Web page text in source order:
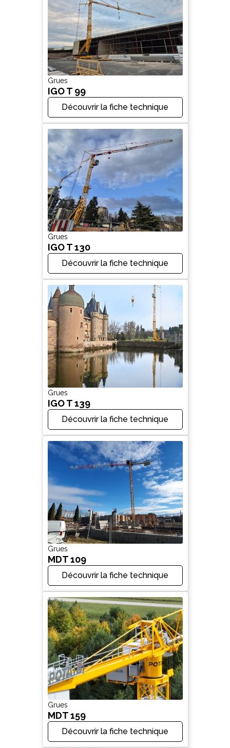
Grues
IGO T 99
Découvrir la fiche technique
Grues
IGO T 130
Découvrir la fiche technique
Grues
IGO T 139
Découvrir la fiche technique
Grues
MDT 109
Découvrir la fiche technique
Grues
MDT 159
Découvrir la fiche technique